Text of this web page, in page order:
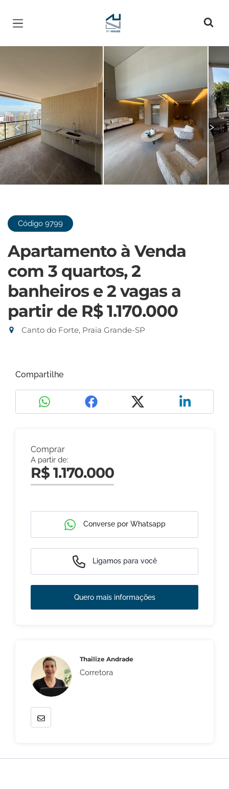
Página inicial
< >
Código 9799
Apartamento à Venda
com 3 quartos, 2
banheiros e 2 vagas a
partir de R$ 1.170.000
Canto do Forte, Praia Grande-SP
Compartilhe
Comprar
A partir de:
R$ 1.170.000
Converse por Whatsapp
Ligamos para você
Quero mais informações
Thailize Andrade
Corretora